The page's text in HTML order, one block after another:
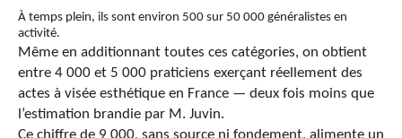
À temps plein, ils sont environ 500 sur 50 000 généralistes en
activité.
Même en additionnant toutes ces catégories, on obtient
entre 4 000 et 5 000 praticiens exerçant réellement des
actes à visée esthétique en France — deux fois moins que
l’estimation brandie par M. Juvin.
Ce chiffre de 9 000, sans source ni fondement, alimente un